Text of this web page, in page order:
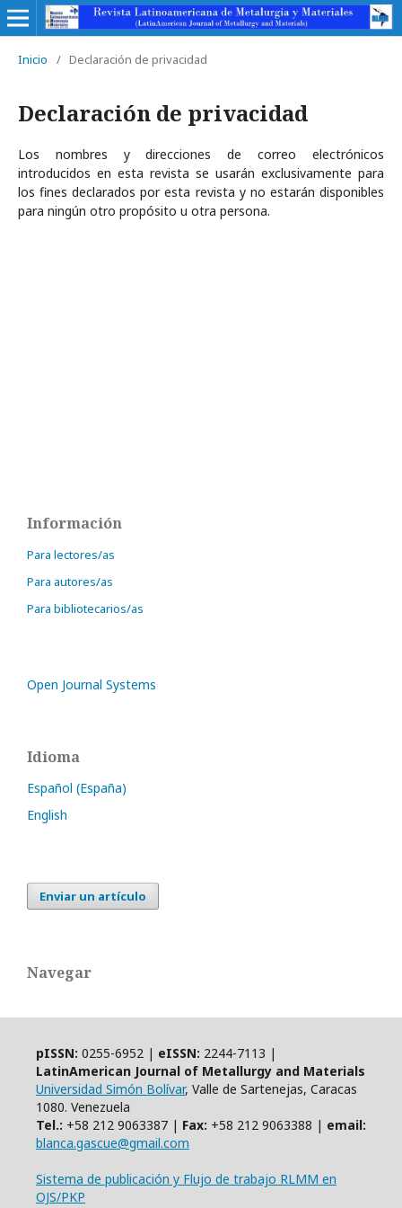
Inicio / Declaración de privacidad
Declaración de privacidad
Los nombres y direcciones de correo electrónicos
introducidos en esta revista se usarán exclusivamente para
los fines declarados por esta revista y no estarán disponibles
para ningún otro propósito u otra persona.
Información
Para lectores/as
Para autores/as
Para bibliotecarios/as
Open Journal Systems
Idioma
Español (España)
English
Enviar un artículo
Navegar
pISSN: 0255-6952 | eISSN: 2244-7113 |
LatinAmerican Journal of Metallurgy and Materials
Universidad Simón Bolívar, Valle de Sartenejas, Caracas
1080. Venezuela
Tel.: +58 212 9063387 | Fax: +58 212 9063388 | email:
blanca.gascue@gmail.com
Sistema de publicación y Flujo de trabajo RLMM en
OJS/PKP